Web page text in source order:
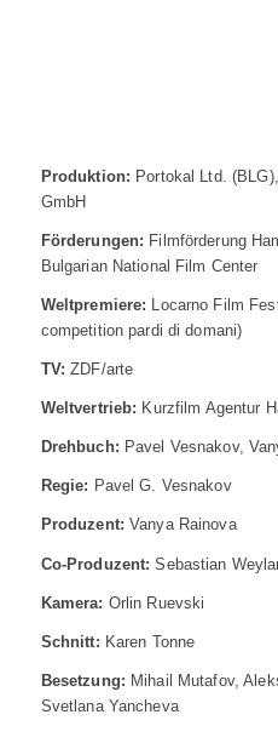
Produktion: Portokal Ltd.
GmbH
Förderungen: Filmförderung
Bulgarian National Film Center
Weltpremiere: Locarno Film
competition pardi di domani)
TV: ZDF/arte
Weltvertrieb: Kurzfilm Agentur
Drehbuch: Pavel Vesnakov,
Regie: Pavel G. Vesnakov
Produzent: Vanya Rainova
Co-Produzent: Sebastian
Kamera: Orlin Ruevski
Schnitt: Karen Tonne
Besetzung: Mihail Mutafov,
Svetlana Yancheva